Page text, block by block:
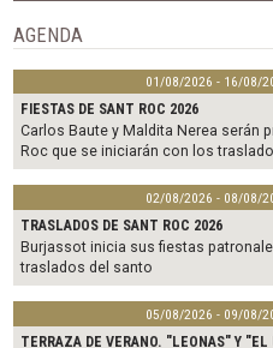
k
AGENDA
01/08/2026 - 16/08/
FIESTAS DE SANT ROC 2026
Carlos Baute y Maldita Nerea serán
Roc que se iniciarán con los
02/08/2026 - 08/08/
TRASLADOS DE SANT ROC 2026
Burjassot inicia sus fiestas
traslados del santo
05/08/2026 - 09/08/
TERRAZA DE VERANO. "LEONAS" Y